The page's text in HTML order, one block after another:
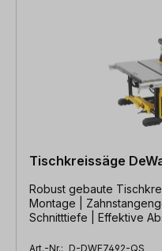
Tischkreissäge
Robust gebaute
Montage |
Schnitttiefe | Effektive
Art.-Nr.: D-DWE7492-QS